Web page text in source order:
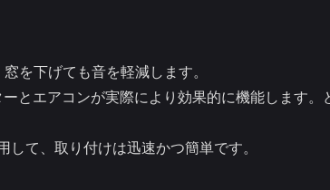
を下げても音を軽減します。
とエアコンが実際により効果的に機能します。
て、取り付けは迅速かつ簡単です。